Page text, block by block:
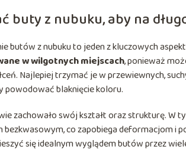
buty z nubuku, aby na
butów z nubuku to jeden z kluczowych
w wilgotnych miejscach, ponieważ
Najlepiej trzymać je w przewiewnych,
powodować blaknięcie koloru.
zachowało swój kształt oraz strukturę. W
bezkwasowym, co zapobiega deformacjom i
się idealnym wyglądem butów przez